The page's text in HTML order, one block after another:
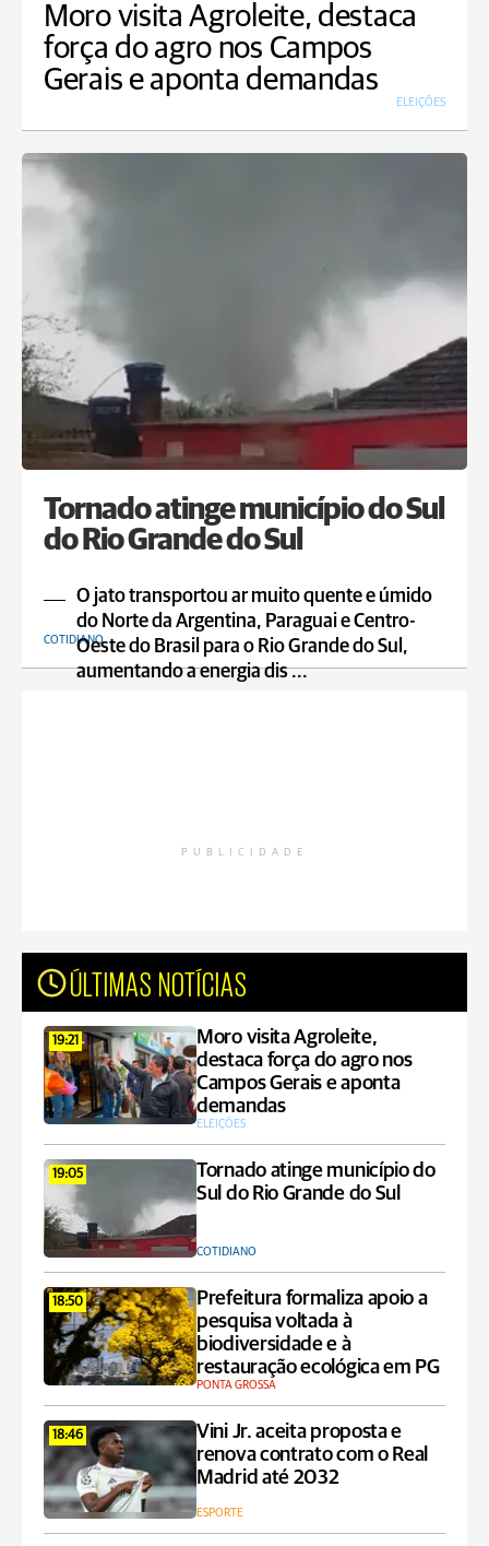
Moro visita Agroleite, destaca
força do agro nos Campos
Gerais e aponta demandas
ELEIÇÕES
Tornado atinge município do Sul
do Rio Grande do Sul
O jato transportou ar muito quente e úmido
do Norte da Argentina, Paraguai e Centro-
Oeste do Brasil para o Rio Grande do Sul,
aumentando a energia dis ...
COTIDIANO
PUBLICIDADE
ÚLTIMAS NOTÍCIAS
19:21
Moro visita Agroleite,
destaca força do agro nos
Campos Gerais e aponta
demandas
ELEIÇÕES
19:05
Tornado atinge município do
Sul do Rio Grande do Sul
COTIDIANO
18:50
Prefeitura formaliza apoio a
pesquisa voltada à
biodiversidade e à
restauração ecológica em PG
PONTA GROSSA
18:46
Vini Jr. aceita proposta e
renova contrato com o Real
Madrid até 2032
ESPORTE